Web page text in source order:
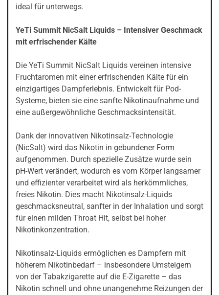
ideal für unterwegs.
YeTi Summit NicSalt Liquids – Intensiver Geschmack
mit erfrischender Kälte
Die YeTi Summit NicSalt Liquids vereinen intensive
Fruchtaromen mit einer erfrischenden Kälte für ein
einzigartiges Dampferlebnis. Entwickelt für Pod-
Systeme, bieten sie eine sanfte Nikotinaufnahme und
eine außergewöhnliche Geschmacksintensität.
Dank der innovativen Nikotinsalz-Technologie
(NicSalt) wird das Nikotin in gebundener Form
aufgenommen. Durch spezielle Zusätze wurde sein
pH-Wert verändert, wodurch es vom Körper langsamer
und effizienter verarbeitet wird als herkömmliches,
freies Nikotin. Dies macht Nikotinsalz-Liquids
geschmacksneutral, sanfter in der Inhalation und sorgt
für einen milden Throat Hit, selbst bei hoher
Nikotinkonzentration.
Nikotinsalz-Liquids ermöglichen es Dampfern mit
höherem Nikotinbedarf – insbesondere Umsteigern
von der Tabakzigarette auf die E-Zigarette – das
Nikotin schnell und ohne unangenehme Reizungen der